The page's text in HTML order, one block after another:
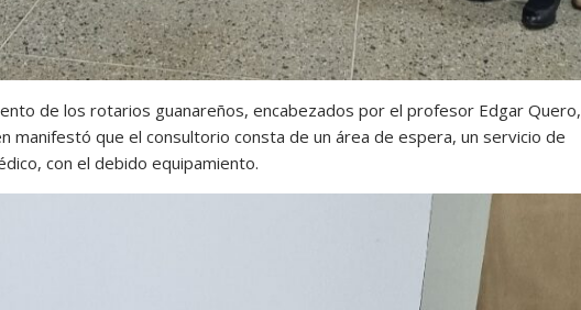
de los rotarios guanareños, encabezados por el profesor Edgar Quero,
manifestó que el consultorio consta de un área de espera, un servicio de
con el debido equipamiento.